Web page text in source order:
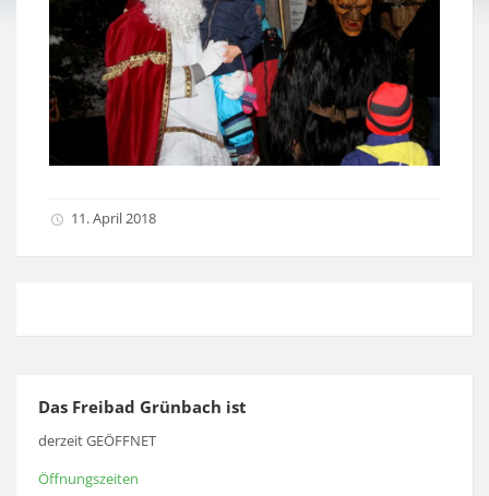
11. April 2018
Das Freibad Grünbach ist
derzeit GEÖFFNET
Öffnungszeiten